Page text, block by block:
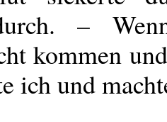
–
kommen
ich und